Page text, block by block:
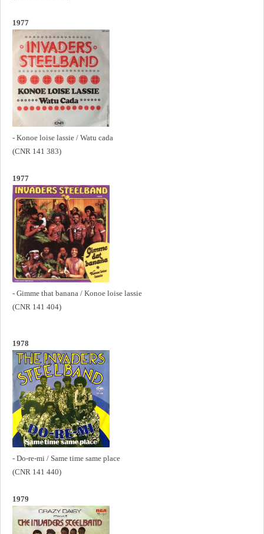
1977
- Konoe loise lassie / Watu cada
(CNR 141 383)
1977
- Gimme that banana / Konoe loise lassie
(CNR 141 404)
1978
- Do-re-mi / Same time same place
(CNR 141 440)
1979